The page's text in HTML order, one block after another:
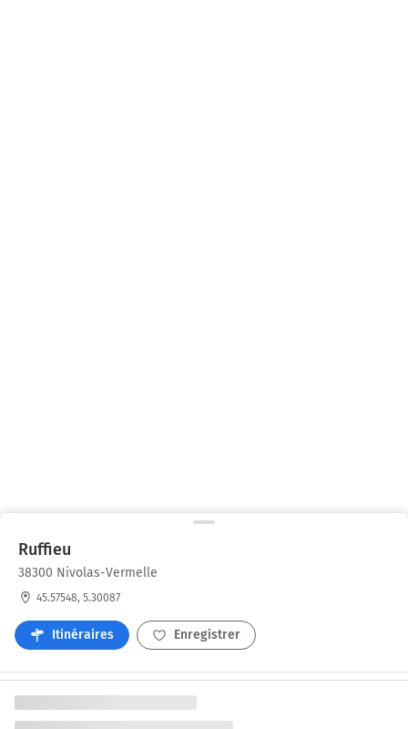
Ruffieu
38300 Nivolas-Vermelle
45.57548, 5.30087
Itinéraires Enregistrer